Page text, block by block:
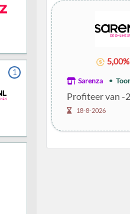
Sarenza
Profiteer van -
18-8-2026
1